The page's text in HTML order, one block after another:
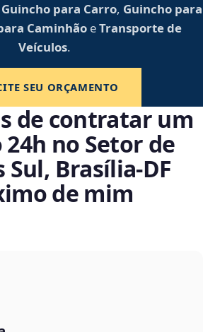
Guincho para Carro, Guincho para
CaminhãoeTransporte de
Veículos.
SEU ORÇAMENTO
de contratar um
no Setor de
Brasília‑DF
de mim